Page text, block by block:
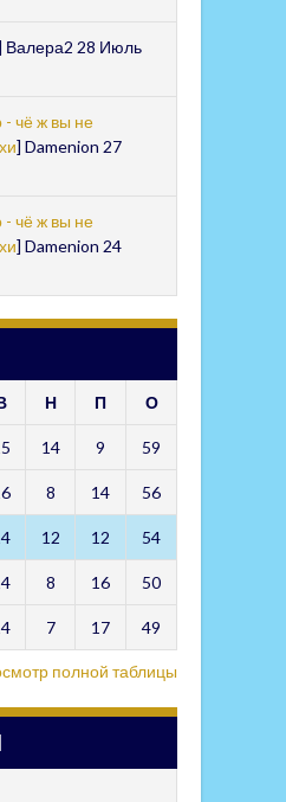
Валера2 28 Июль
- чё ж вы не
] Damenion 27
- чё ж вы не
] Damenion 24
Н П О
14 9 59
8 14 56
12 12 54
8 16 50
7 17 49
полной таблицы